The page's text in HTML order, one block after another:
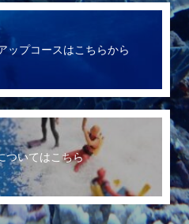
ップコースはこちらから
ついてはこちら